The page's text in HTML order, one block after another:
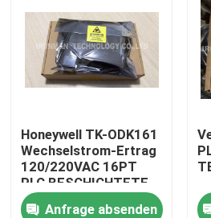
Nach Hause
Honeywell TK-ODK161
Wechselstrom-Ertrag
120/220VAC 16PT
PLC BESCHICHTETE
analoger Modul-I O
Anfrage absenden